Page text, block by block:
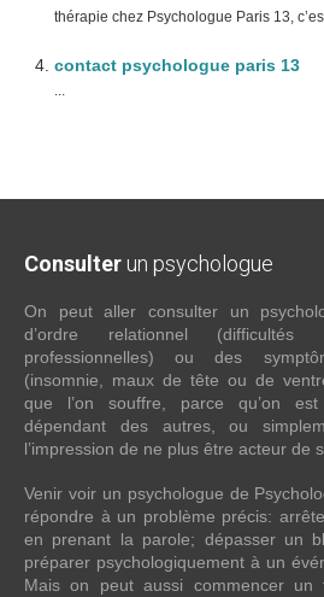
thérapie chez Psychologue Paris 13,
contact psychologue paris 13
...
Consulter un psychologue
On peut aller consulter un
d’ordre relationnel (difficultés
professionnelles) ou des
(insomnie, maux de tête ou de
que l’on souffre, parce qu’on est
dépendant des autres, ou
l’impression de ne plus être acteur de
Venir voir un psychologue de
répondre à un problème précis:
en prenant la parole; dépasser un
préparer psychologiquement à un
Mais on peut aussi commencer